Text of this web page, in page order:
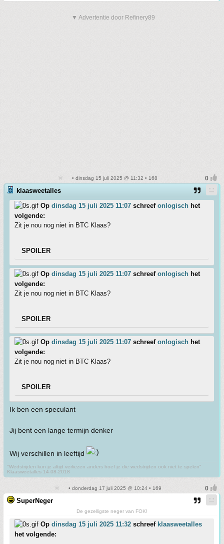
▼ Advertentie door Refinery89
• dinsdag 15 juli 2025 @ 11:32 • 168
klaasweetalles
Op dinsdag 15 juli 2025 11:07 schreef onlogisch het
volgende:
Zit je nou nog niet in BTC Klaas?
SPOILER
Op dinsdag 15 juli 2025 11:07 schreef onlogisch het
volgende:
Zit je nou nog niet in BTC Klaas?
SPOILER
Op dinsdag 15 juli 2025 11:07 schreef onlogisch het
volgende:
Zit je nou nog niet in BTC Klaas?
SPOILER
Ik ben een speculant
Jij bent een lange termijn denker
Wij verschillen in leeftijd
"Wedstrijden kun je altijd verliezen anders hoef je die wedstrijden ook niet te spelen"
Klaasweetalles 14-08-2018
• donderdag 17 juli 2025 @ 10:24 • 169
SuperNeger
De gezelligste neger van FOK!
Op dinsdag 15 juli 2025 11:32 schreef klaasweetalles
het volgende: